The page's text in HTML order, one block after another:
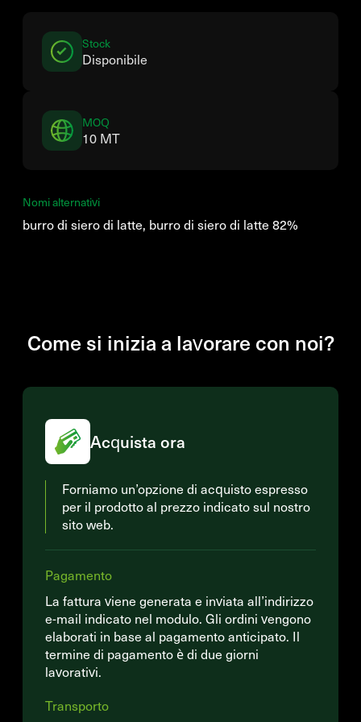
Stock
Disponibile
MOQ
10 MT
Nomi alternativi
burro di siero di latte, burro di siero di latte 82%
Come si inizia a lavorare con noi?
Acquista ora
Forniamo un’opzione di acquisto espresso
per il prodotto al prezzo indicato sul nostro
sito web.
Pagamento
La fattura viene generata e inviata all’indirizzo
e-mail indicato nel modulo. Gli ordini vengono
elaborati in base al pagamento anticipato. Il
termine di pagamento è di due giorni
lavorativi.
Transporto